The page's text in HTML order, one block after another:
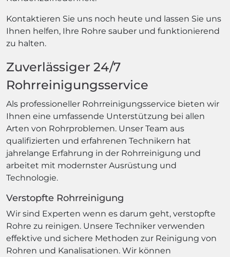
Kontaktieren Sie uns noch heute und lassen Sie uns
Ihnen helfen, Ihre Rohre sauber und funktionierend
zu halten.
Zuverlässiger 24/7
Rohrreinigungsservice
Als professioneller Rohrreinigungsservice bieten wir
Ihnen eine umfassende Unterstützung bei allen
Arten von Rohrproblemen. Unser Team aus
qualifizierten und erfahrenen Technikern hat
jahrelange Erfahrung in der Rohrreinigung und
arbeitet mit modernster Ausrüstung und
Technologie.
Verstopfte Rohrreinigung
Wir sind Experten wenn es darum geht, verstopfte
Rohre zu reinigen. Unsere Techniker verwenden
effektive und sichere Methoden zur Reinigung von
Rohren und Kanalisationen. Wir können